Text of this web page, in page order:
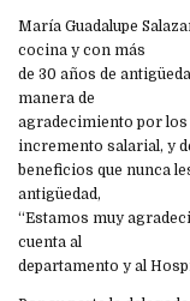
María Guadalupe
cocina y con más
de 30 años de
manera de
agradecimiento por
incremento salarial, y
beneficios que nunca
antigüedad,
“Estamos muy
cuenta al
departamento y al